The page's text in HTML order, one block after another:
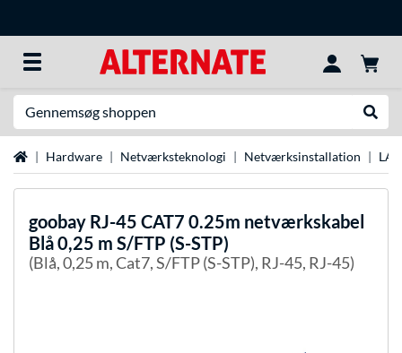
StartsideHardware Netværksteknologi Netværksinstallation
goobay RJ-45 CAT7 0.25m netværkskabel
Blå 0,25 m S/FTP (S-STP)
(Blå, 0,25 m, Cat7, S/FTP (S-STP), RJ-45, RJ-45)